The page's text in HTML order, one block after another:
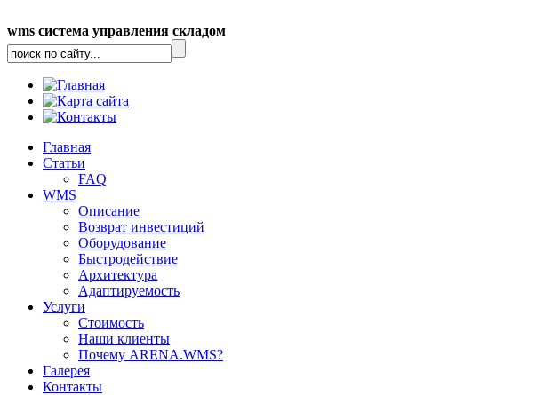
wms система управления складом
Главная
Статьи
FAQ
WMS
Описание
Возврат инвестиций
Оборудование
Быстродействие
Архитектура
Адаптируемость
Услуги
Стоимость
Наши клиенты
Почему ARENA.WMS?
Галерея
Контакты